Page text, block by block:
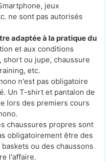
jeux
ne sont pas autorisés
adaptée à la pratique du
et aux conditions
ou jupe, chaussure
etc.
n'est pas obligatoire
Un T-shirt et pantalon de
lors des premiers cours
chaussures propres sont
obligatoirement être des
ou des chaussons
l'affaire.